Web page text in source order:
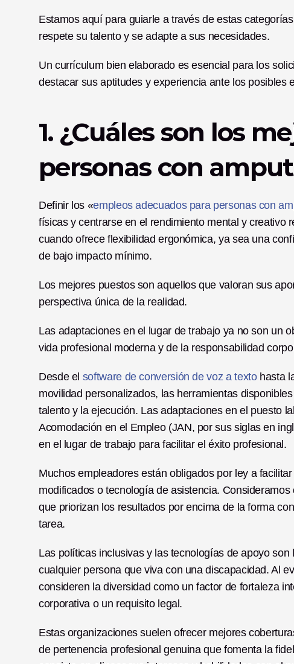
Estamos aquí para guiarle a través de estas
respete su talento y se adapte a sus necesidades.
Un currículum bien elaborado es esencial para los
destacar sus aptitudes y experiencia ante los posibles
1. ¿Cuáles son los
personas con
Definir los «empleos adecuados para personas con
físicas y centrarse en el rendimiento mental y creativo
cuando ofrece flexibilidad ergonómica, ya sea una
de bajo impacto mínimo.
Los mejores puestos son aquellos que valoran sus
perspectiva única de la realidad.
Las adaptaciones en el lugar de trabajo ya no son un
vida profesional moderna y de la responsabilidad
Desde el software de conversión de voz a texto hasta
movilidad personalizados, las herramientas
talento y la ejecución. Las adaptaciones en el puesto
Acomodación en el Empleo (JAN, por sus siglas en
en el lugar de trabajo para facilitar el éxito profesional.
Muchos empleadores están obligados por ley a
modificados o tecnología de asistencia.
que priorizan los resultados por encima de la forma
tarea.
Las políticas inclusivas y las tecnologías de apoyo
cualquier persona que viva con una discapacidad. Al
consideren la diversidad como un factor de fortaleza
corporativa o un requisito legal.
Estas organizaciones suelen ofrecer mejores
de pertenencia profesional genuina que fomenta la